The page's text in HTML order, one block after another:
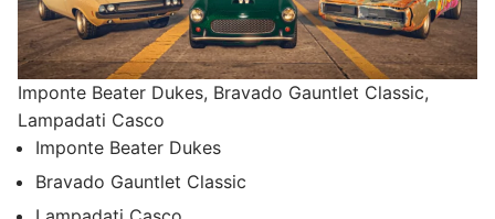
Imponte Beater Dukes, Bravado Gauntlet Classic,
Lampadati Casco
Imponte Beater Dukes
Bravado Gauntlet Classic